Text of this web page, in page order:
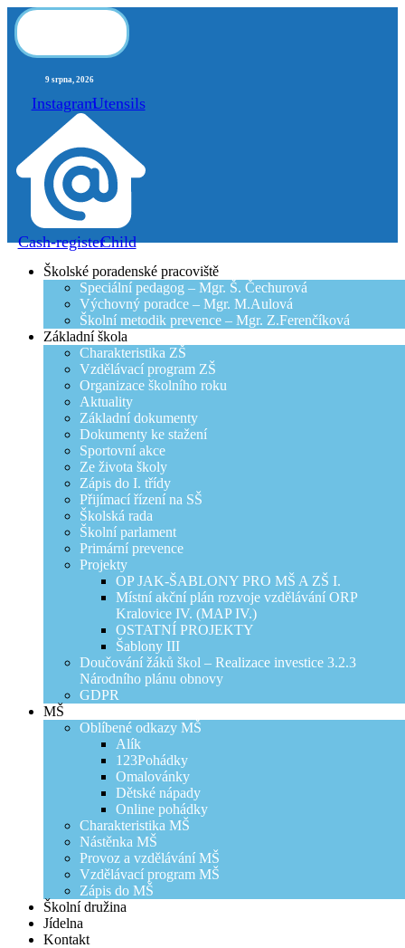
Skip
to
content
9 srpna, 2026
InstagramUtensils
Cash-registerChild
Školské poradenské pracoviště
Speciální pedagog – Mgr. Š. Čechurová
Výchovný poradce – Mgr. M.Aulová
Školní metodik prevence – Mgr. Z.Ferenčíková
Základní škola
Charakteristika ZŠ
Vzdělávací program ZŠ
Organizace školního roku
Aktuality
Základní dokumenty
Dokumenty ke stažení
Sportovní akce
Ze života školy
Zápis do I. třídy
Přijímací řízení na SŠ
Školská rada
Školní parlament
Primární prevence
Projekty
OP JAK-ŠABLONY PRO MŠ A ZŠ I.
Místní akční plán rozvoje vzdělávání ORP
Kralovice IV. (MAP IV.)
OSTATNÍ PROJEKTY
Šablony III
Doučování žáků škol – Realizace investice 3.2.3
Národního plánu obnovy
GDPR
MŠ
Oblíbené odkazy MŠ
Alík
123Pohádky
Omalovánky
Dětské nápady
Online pohádky
Charakteristika MŠ
Nástěnka MŠ
Provoz a vzdělávání MŠ
Vzdělávací program MŠ
Zápis do MŠ
Školní družina
Jídelna
Kontakt